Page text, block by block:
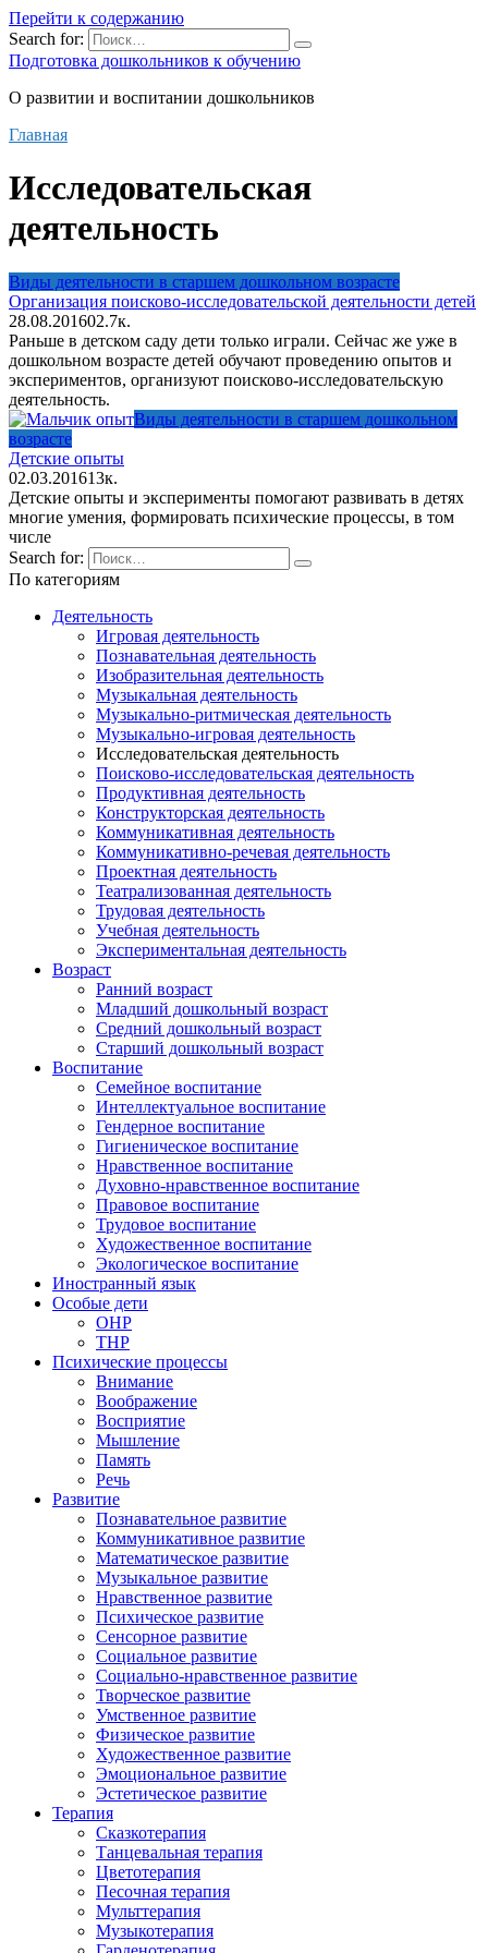
Перейти к содержанию
Search for:
Подготовка дошкольников к обучению
О развитии и воспитании дошкольников
Главная
Исследовательская
деятельность
Виды деятельности в старшем дошкольном возрасте
Организация поисково-исследовательской деятельности детей
28.08.201602.7к.
Раньше в детском саду дети только играли. Сейчас же уже в
дошкольном возрасте детей обучают проведению опытов и
экспериментов, организуют поисково-исследовательскую
деятельность.
Виды деятельности в старшем дошкольном
возрасте
Детские опыты
02.03.201613к.
Детские опыты и эксперименты помогают развивать в детях
многие умения, формировать психические процессы, в том
числе
Search for:
По категориям
Деятельность
Игровая деятельность
Познавательная деятельность
Изобразительная деятельность
Музыкальная деятельность
Музыкально-ритмическая деятельность
Музыкально-игровая деятельность
Исследовательская деятельность
Поисково-исследовательская деятельность
Продуктивная деятельность
Конструкторская деятельность
Коммуникативная деятельность
Коммуникативно-речевая деятельность
Проектная деятельность
Театрализованная деятельность
Трудовая деятельность
Учебная деятельность
Экспериментальная деятельность
Возраст
Ранний возраст
Младший дошкольный возраст
Средний дошкольный возраст
Старший дошкольный возраст
Воспитание
Семейное воспитание
Интеллектуальное воспитание
Гендерное воспитание
Гигиеническое воспитание
Нравственное воспитание
Духовно-нравственное воспитание
Правовое воспитание
Трудовое воспитание
Художественное воспитание
Экологическое воспитание
Иностранный язык
Особые дети
ОНР
ТНР
Психические процессы
Внимание
Воображение
Восприятие
Мышление
Память
Речь
Развитие
Познавательное развитие
Коммуникативное развитие
Математическое развитие
Музыкальное развитие
Нравственное развитие
Психическое развитие
Сенсорное развитие
Социальное развитие
Социально-нравственное развитие
Творческое развитие
Умственное развитие
Физическое развитие
Художественное развитие
Эмоциональное развитие
Эстетическое развитие
Терапия
Сказкотерапия
Танцевальная терапия
Цветотерапия
Песочная терапия
Мульттерапия
Музыкотерапия